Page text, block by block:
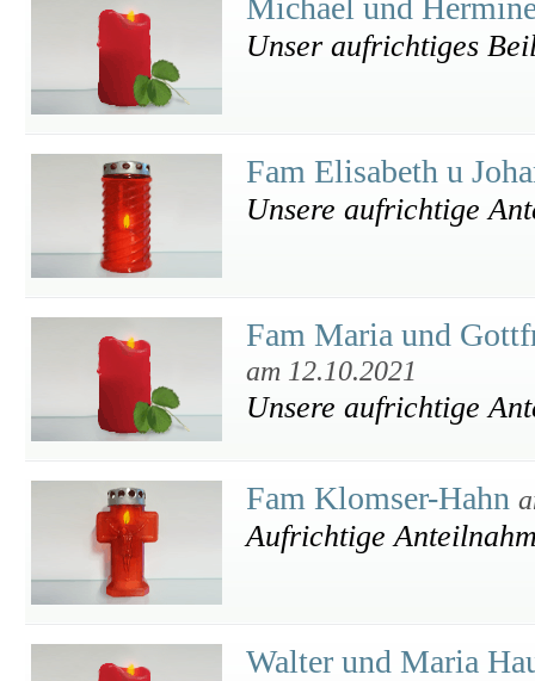
Michael und
Unser aufrichtiges
Fam Elisabeth u
Unsere aufrichtige
Fam Maria und
am 12.10.2021
Unsere aufrichtige
Fam Klomser-Hahn
Aufrichtige
Walter und Maria